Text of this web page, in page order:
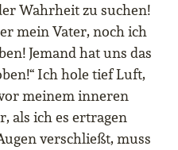
Wahrheit zu suchen!
mein Vater, noch ich
Jemand hat uns das
Ich hole tief Luft,
meinem inneren
als ich es ertragen
verschließt, muss